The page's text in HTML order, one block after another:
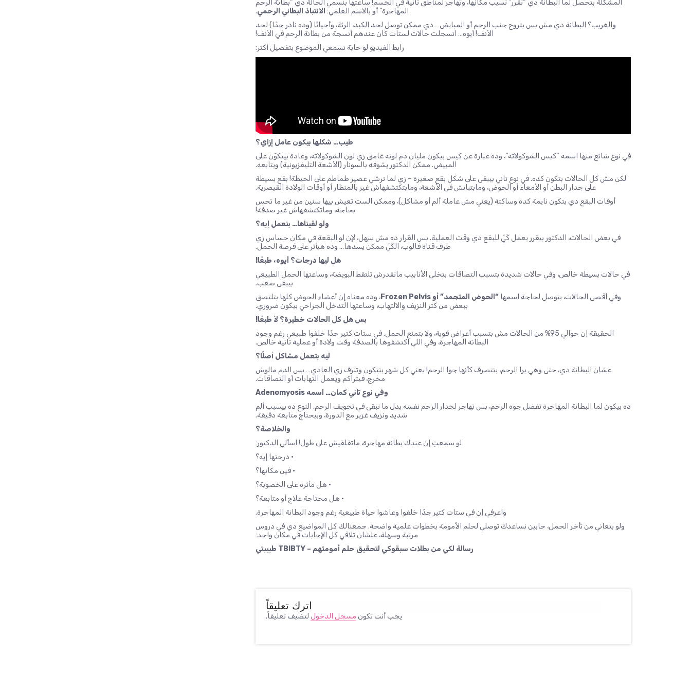
المشكلة بتحصل لما البطانة دي “تقرّر” تسيب مكانها، وتهاجر لمناطق تانية في الجسم! ساعتها بنسمي الحالة دي “بطانة الرحم
المهاجرة” أو بالاسم العلمي: الانتباذ البطاني الرحمي.
والغريب؟ البطانة دي مش بس بتروح جنب الرحم أو المبايض… دي ممكن توصل لحد الكبد، الرئة، وأحيانًا (وده نادر جدًا) لحد
الأنف! أيوه… اتسجلت حالات لستات كان عندهم أنسجة من بطانة الرحم في الأنف!
رابط الفيديو لو حابة تسمعي الموضوع بتفصيل أكتر:
طيب… شكلها بيكون عامل إزاي؟
في نوع شائع منها اسمه “كيس الشوكولاتة”، وده عبارة عن كيس بيكون مليان دم لونه غامق زي لون الشوكولاتة، وعادة بيتكوّن على
المبيض. ممكن الدكتور يشوفه بالسونار (الأشعة التليفزيونية) ويتابعه.
لكن مش كل الحالات بتكون كده. في نوع تاني بيبقى على شكل بقع صغيرة – زي لما ترشي عصير طماطم على الحيطة! بقع بسيطة
على جدار البطن أو الأمعاء أو الحوض، ومابتبانش في الأشعة، ومابتكتشفهاش غير بالمنظار أو أوقات الولادة القيصرية.
أوقات البقع دي بتكون نايمة كده وساكتة (يعني مش عاملة ألم أو مشاكل)، وممكن الست تعيش بيها سنين من غير ما تحس
بحاجة، وماتكتشفهاش غير صدفة!
ولو لقيناها… بنعمل إيه؟
في بعض الحالات، الدكتور بيقرر يعمل كَيّ للبقع دي وقت العملية. بس القرار ده مش سهل، لإن لو البقعة في مكان حساس زي
طرف قناة فالوب، الكَيّ ممكن يسدها… وده هيأثر على فرصة الحمل.
هل ليها درجات؟ أيوه، طبعًا!
في حالات بسيطة خالص، وفي حالات شديدة بتسبب التصاقات بتخلي الأنابيب ماتقدرش تلتقط البويضة، وساعتها الحمل الطبيعي
بيبقى صعب.
وفي أقصى الحالات، بتوصل لحاجة اسمها “الحوض المتجمد” أو Frozen Pelvis
، وده معناه إن أعضاء الحوض كلها بتلتصق
ببعض من كتر النزيف والالتهاب، وساعتها التدخل الجراحي بيكون ضروري.
بس هل كل الحالات خطيرة؟ لأ طبعًا!
الحقيقة إن حوالي 95% من الحالات مش بتسبب أعراض قوية، ولا بتمنع الحمل. في ستات كتير جدًا خلفوا طبيعي رغم وجود
البطانة المهاجرة، وفي اللي اكتشفوها بالصدفة وقت ولادة أو عملية تانية خالص.
ليه بتعمل مشاكل أصلًا؟
عشان البطانة دي، حتى وهي برا الرحم، بتتصرف كأنها جوا الرحم! يعني كل شهر بتتكون وتنزف زي العادي… بس الدم مالوش
مخرج، فيتراكم ويعمل التهابات أو التصاقات.
وفي نوع تاني كمان… اسمه Adenomyosis
ده بيكون لما البطانة المهاجرة تفضل جوه الرحم، بس تهاجر لجدار الرحم نفسه بدل ما تبقى في تجويف الرحم. النوع ده بيسبب ألم
شديد ونزيف غزير مع الدورة، وبيحتاج متابعة دقيقة.
والخلاصة؟
لو سمعتِ إن عندك بطانة مهاجرة، ماتقلقيش على طول! اسألي الدكتور:
• درجتها إيه؟
• فين مكانها؟
• هل مأثرة على الخصوبة؟
• هل محتاجة علاج أو متابعة؟
واعرفي إن في ستات كتير جدًا خلفوا وعاشوا حياة طبيعية رغم وجود البطانة المهاجرة.
ولو بتعاني من تأخر الحمل، حابين نساعدك توصلي لحلم الأمومة بخطوات علمية واضحة. جمعنالك كل المواضيع دي في دروس
مرتبة وسهلة، علشان تلاقي كل الإجابات في مكان واحد:
رسالة لكي من بطلات سبقوكي لتحقيق حلم أمومتهم – TBIBTY طبيبتي
اترك تعليقاً
يجب أنت تكون مسجل الدخول لتضيف تعليقاً.